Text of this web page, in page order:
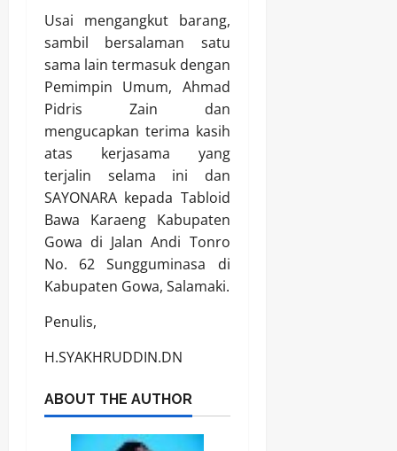
Usai mengangkut barang,
sambil bersalaman satu
sama lain termasuk dengan
Pemimpin Umum, Ahmad
Pidris Zain dan
mengucapkan terima kasih
atas kerjasama yang
terjalin selama ini dan
SAYONARA kepada Tabloid
Bawa Karaeng Kabupaten
Gowa di Jalan Andi Tonro
No. 62 Sungguminasa di
Kabupaten Gowa, Salamaki.
Penulis,
H.SYAKHRUDDIN.DN
ABOUT THE AUTHOR